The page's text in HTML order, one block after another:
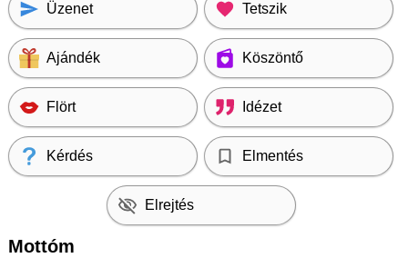
Üzenet Tetszik
Ajándék Köszöntő
Flört Idézet
Kérdés Elmentés
Elrejtés
Mottóm